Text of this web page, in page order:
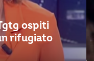
ospiti
rifugiato